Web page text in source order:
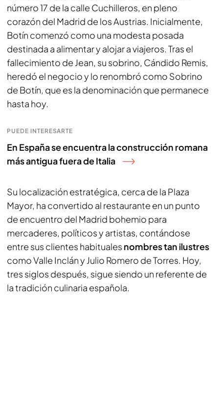
número 17 de la calle Cuchilleros, en pleno
corazón del Madrid de los Austrias. Inicialmente,
Botín comenzó como una modesta posada
destinada a alimentar y alojar a viajeros. Tras el
fallecimiento de Jean, su sobrino, Cándido Remis,
heredó el negocio y lo renombró como Sobrino
de Botín, que es la denominación que permanece
hasta hoy.
PUEDE INTERESARTE
En España se encuentra la construcción romana
más antigua fuera de Italia
Su localización estratégica, cerca de la Plaza
Mayor, ha convertido al restaurante en un punto
de encuentro del Madrid bohemio para
mercaderes, políticos y artistas, contándose
entre sus clientes habituales nombres tan ilustres
como Valle Inclán y Julio Romero de Torres. Hoy,
tres siglos después, sigue siendo un referente de
la tradición culinaria española.